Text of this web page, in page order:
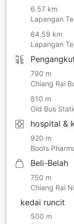
6.57 km
Lapangan
64.59 km
Lapangan
790 m
Chiang Rai
810 m
Old Bus
hospital &
920 m
Boots
Beli-Belah
750 m
Chiang Rai
kedai runcit
500 m